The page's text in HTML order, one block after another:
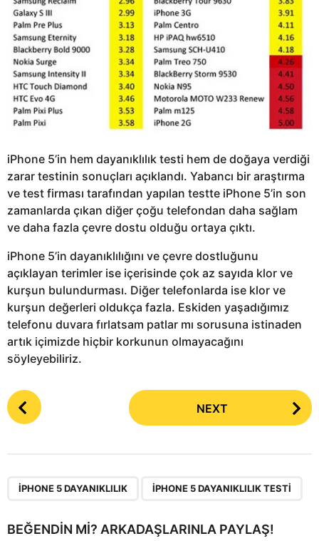
iPhone 5’in hem dayanıklılık testi hem de doğaya verdiği
zarar testinin sonuçları açıklandı. Yabancı bir araştırma
ve test firması tarafından yapılan testte iPhone 5’in son
zamanlarda çıkan diğer çoğu telefondan daha sağlam
ve daha fazla çevre dostu olduğu ortaya çıktı.
iPhone 5’in dayanıklılığını ve çevre dostluğunu
açıklayan terimler ise içerisinde çok az sayıda klor ve
kurşun bulundurması. Diğer telefonlarda ise klor ve
kurşun değerleri oldukça fazla. Eskiden yaşadığımız
telefonu duvara fırlatsam patlar mı sorusuna istinaden
artık içimizde hiçbir korkunun olmayacağını
söyleyebiliriz.
P
o
i
NEXT
IPHONE 5 DAYANIKLILIK IPHONE 5 DAYANIKLILIK TESTI
BEĞENDIN MI? ARKADAŞLARINLA PAYLAŞ!